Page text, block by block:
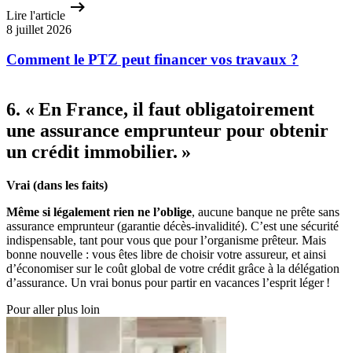
Lire l'article
8 juillet 2026
Comment le PTZ peut financer vos travaux ?
6. « En France, il faut obligatoirement
une assurance emprunteur pour obtenir
un crédit immobilier. »
Vrai (dans les faits)
Même si légalement rien ne l’oblige, aucune banque ne prête sans
assurance emprunteur (garantie décès-invalidité). C’est une sécurité
indispensable, tant pour vous que pour l’organisme prêteur. Mais
bonne nouvelle : vous êtes libre de choisir votre assureur, et ainsi
d’économiser sur le coût global de votre crédit grâce à la délégation
d’assurance. Un vrai bonus pour partir en vacances l’esprit léger !
Pour aller plus loin